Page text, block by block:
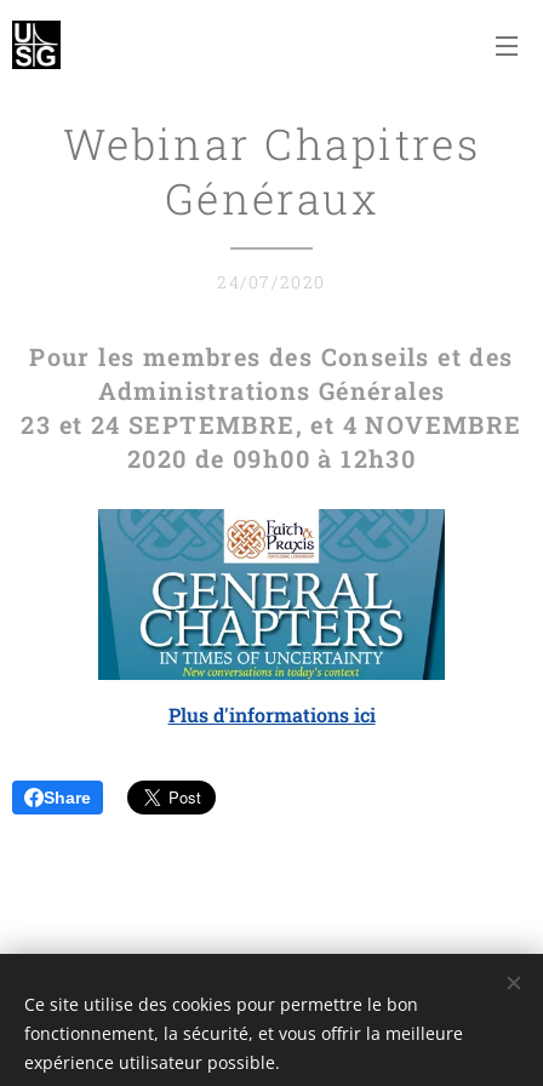
Webinar Chapitres
Généraux
24/07/2020
Pour les membres des Conseils et des
Administrations Générales
23 et 24 SEPTEMBRE, et 4 NOVEMBRE
2020 de 09h00 à 12h30
Plus d'informations ici
Share
Unione Superiori Generali - Via dei Penitenzieri 19 -00193 ROMA
Cookies
Ce site utilise des cookies pour permettre le bon
fonctionnement, la sécurité, et vous offrir la meilleure
expérience utilisateur possible.